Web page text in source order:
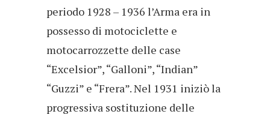
periodo 1928 – 1936 l’Arma era in
possesso di motociclette e
motocarrozzette delle case
“Excelsior”, “Galloni”, “Indian”
“Guzzi” e “Frera”. Nel 1931 iniziò la
progressiva sostituzione delle